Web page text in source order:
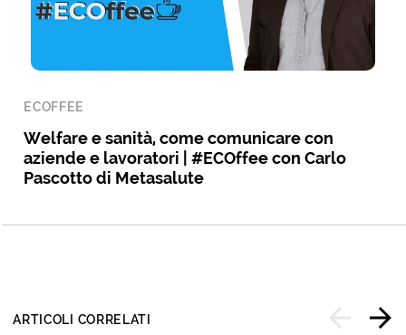
ECOFFEE
Welfare e sanità, come comunicare con
aziende e lavoratori | #ECOffee con Carlo
Pascotto di Metasalute
ARTICOLI CORRELATI